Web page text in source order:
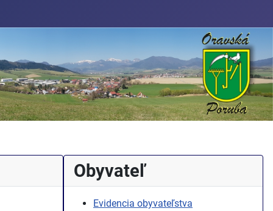
Obyvateľ
Evidencia obyvateľstva